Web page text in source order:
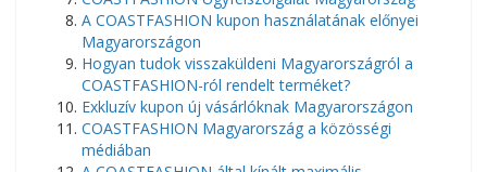
A COASTFASHION kupon használatának előnyei
Magyarországon
Hogyan tudok visszaküldeni Magyarországról a
COASTFASHION-ról rendelt terméket?
Exkluzív kupon új vásárlóknak Magyarországon
COASTFASHION Magyarország a közösségi
médiában